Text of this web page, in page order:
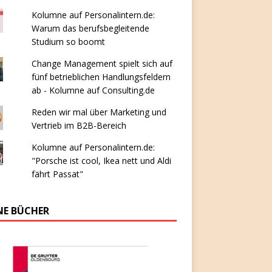
Kolumne auf Personalintern.de:
Warum das berufsbegleitende
Studium so boomt
Change Management spielt sich auf
fünf betrieblichen Handlungsfeldern
ab - Kolumne auf Consulting.de
Reden wir mal über Marketing und
Vertrieb im B2B-Bereich
Kolumne auf Personalintern.de:
"Porsche ist cool, Ikea nett und Aldi
fährt Passat"
BÜCHER